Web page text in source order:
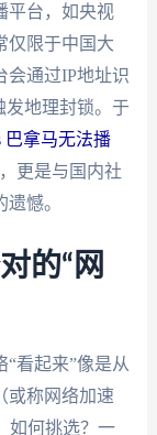
平台，如央视
仅限于中国大
会通过IP地址识
发地理封锁。于
巴拿马无法播
更是与国内社
憾。
的“网
看起来”像是从
或称网络加速
如何挑选？一